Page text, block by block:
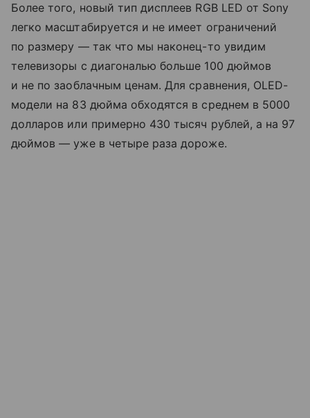
Более того, новый тип дисплеев RGB LED от Sony
легко масштабируется и не имеет ограничений
по размеру — так что мы наконец-то увидим
телевизоры с диагональю больше 100 дюймов
и не по заоблачным ценам. Для сравнения, OLED-
модели на 83 дюйма обходятся в среднем в 5000
долларов или примерно 430 тысяч рублей, а на 97
дюймов — уже в четыре раза дороже.